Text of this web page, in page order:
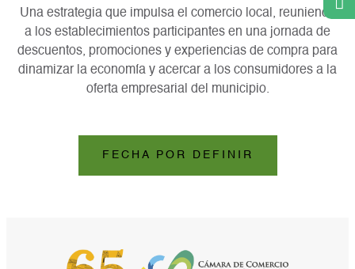
Una estrategia que impulsa el comercio local, reuniendo
a los establecimientos participantes en una jornada de
descuentos, promociones y experiencias de compra para
dinamizar la economía y acercar a los consumidores a la
oferta empresarial del municipio.
FECHA POR DEFINIR